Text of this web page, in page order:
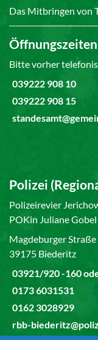
Das Mitbringen von
Bitte vorher
039222 908 10
039222 908 15
Polizei
Polizeirevier
POKin Juliane
Magdeburger Straße
39175 Biederitz
03921/920 -160
0173 6031531
0162 3028929
rbb-